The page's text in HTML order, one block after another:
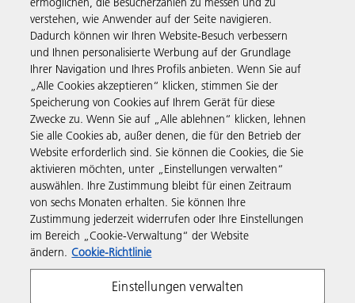
Business Solutions
Produkte & Services
Support & Kontakt
Weiterführende Informationen
Folgen Sie uns
verstehen, wie Anwender auf der Seite navigieren.
Dadurch können wir Ihren Website-Besuch verbessern
und Ihnen personalisierte Werbung auf der Grundlage
Ihrer Navigation und Ihres Profils anbieten. Wenn Sie auf
„Alle Cookies akzeptieren“ klicken, stimmen Sie der
Speicherung von Cookies auf Ihrem Gerät für diese
Zwecke zu. Wenn Sie auf „Alle ablehnen“ klicken, lehnen
Sie alle Cookies ab, außer denen, die für den Betrieb der
Website erforderlich sind. Sie können die Cookies, die Sie
aktivieren möchten, unter „Einstellungen verwalten“
auswählen. Ihre Zustimmung bleibt für einen Zeitraum
von sechs Monaten erhalten. Sie können Ihre
Zustimmung jederzeit widerrufen oder Ihre Einstellungen
im Bereich „Cookie-Verwaltung“ der Website
ändern. Cookie-Richtlinie
Einstellungen verwalten